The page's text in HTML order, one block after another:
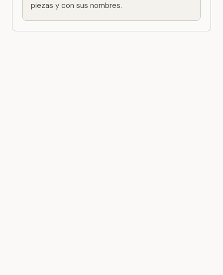
piezas y con sus nombres.